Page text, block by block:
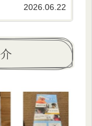
の方法をブログで分
2026.06.22